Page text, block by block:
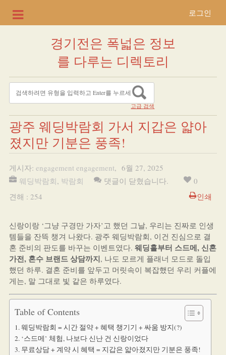
로그인
경기전은 폭넓은 정보
를 다루는 디렉토리
고급 검색
광주 웨딩박람회 가서 지갑은 얇아
졌지만 기분은 풍족!
게시자: engagement engagement, 6월 27, 2025
웨딩박람회, 박람회 댓글이 닫혔습니다.
0
견해 : 254
인쇄
신랑이랑 ‘그냥 구경만 가자’고 했던 그날, 우리는 진짜로 인생
템들을 잔뜩 챙겨 나왔다. 광주 웨딩박람회, 이건 진심으로 결
혼 준비의 판도를 바꾸는 이벤트였다. 웨딩홀부터 스드메, 신혼
가전, 혼수 브랜드 상담까지, 나도 모르게 플래너 모드로 돌입
했던 하루. 결혼 준비를 앞두고 머릿속이 복잡했던 우리 커플에
게는, 말 그대로 빛 같은 하루였다.
Table of Contents
웨딩박람회 = 시간 절약 + 혜택 챙기기 + 싸움 방지(?)
‘스드메’ 체험, 나보다 신난 건 신랑이었다
무료상담 + 계약 시 혜택 = 지갑은 얇아졌지만 기분은 풍족!